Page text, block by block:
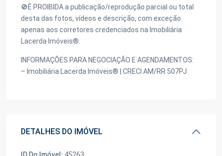
🚫É PROIBIDA a publicação/reprodução parcial ou total
desta das fotos, vídeos e descrição, com exceção
apenas aos corretores credenciados na Imobiliária
Lacerda Imóveis®.
INFORMAÇÕES PARA NEGOCIAÇÃO E AGENDAMENTOS:
– Imobiliária Lacerda Imóveis® | CRECI AM/RR 507PJ
DETALHES DO IMÓVEL